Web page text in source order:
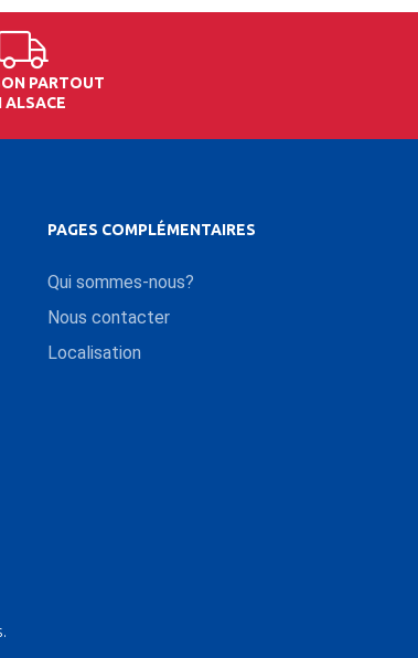
PARTOUT
ALSACE
PAGES COMPLÉMENTAIRES
Qui sommes-nous?
Nous contacter
Localisation